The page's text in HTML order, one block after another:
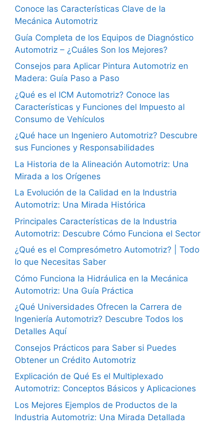
Conoce las Características Clave de la
Mecánica Automotriz
Guía Completa de los Equipos de Diagnóstico
Automotriz – ¿Cuáles Son los Mejores?
Consejos para Aplicar Pintura Automotriz en
Madera: Guía Paso a Paso
¿Qué es el ICM Automotriz? Conoce las
Características y Funciones del Impuesto al
Consumo de Vehículos
¿Qué hace un Ingeniero Automotriz? Descubre
sus Funciones y Responsabilidades
La Historia de la Alineación Automotriz: Una
Mirada a los Orígenes
La Evolución de la Calidad en la Industria
Automotriz: Una Mirada Histórica
Principales Características de la Industria
Automotriz: Descubre Cómo Funciona el Sector
¿Qué es el Compresómetro Automotriz? | Todo
lo que Necesitas Saber
Cómo Funciona la Hidráulica en la Mecánica
Automotriz: Una Guía Práctica
¿Qué Universidades Ofrecen la Carrera de
Ingeniería Automotriz? Descubre Todos los
Detalles Aquí
Consejos Prácticos para Saber si Puedes
Obtener un Crédito Automotriz
Explicación de Qué Es el Multiplexado
Automotriz: Conceptos Básicos y Aplicaciones
Los Mejores Ejemplos de Productos de la
Industria Automotriz: Una Mirada Detallada